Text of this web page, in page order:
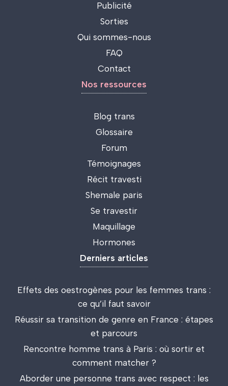
Publicité
Sorties
Qui sommes-nous
FAQ
Contact
Nos ressources
Blog trans
Glossaire
Forum
Témoignages
Récit travesti
Shemale paris
Se travestir
Maquillage
Hormones
Derniers articles
Effets des oestrogènes pour les femmes trans :
ce qu’il faut savoir
Réussir sa transition de genre en France : étapes
et parcours
Rencontre homme trans à Paris : où sortir et
comment matcher ?
Aborder une personne trans avec respect : les